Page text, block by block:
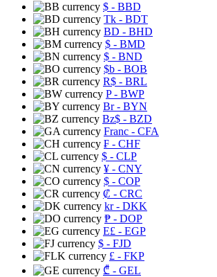
$ - BBD
Tk - BDT
BD - BHD
$ - BMD
$ - BND
$b - BOB
R$ - BRL
P- BWP
Br- BYN
Bz$ - BZD
Franc - CFA
₣ - CHF
$ - CLP
¥ - CNY
$ - COP
₡ - CRC
kr- DKK
₱ - DOP
E£ - EGP
$ - FJD
£ - FKP
₾ - GEL